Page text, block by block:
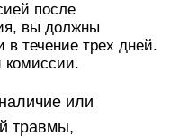
после
вы должны
в течение трех дней.
комиссии.
или
травмы,